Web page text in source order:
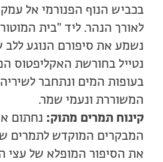
בכביש הנוף הפנורמי אל עמק
לאורך הנהר. ליד "בית
נשמע את סיפורם הנוגע ללב
נטייל בחורשת האקליפטוס
בעופות המים ונתחבר
המשוררת ונעמי שמר.
קינוח תמרים מתוק: נחתום
המבקרים המוקדש לתמרים
את הסיפור המופלא של עצי